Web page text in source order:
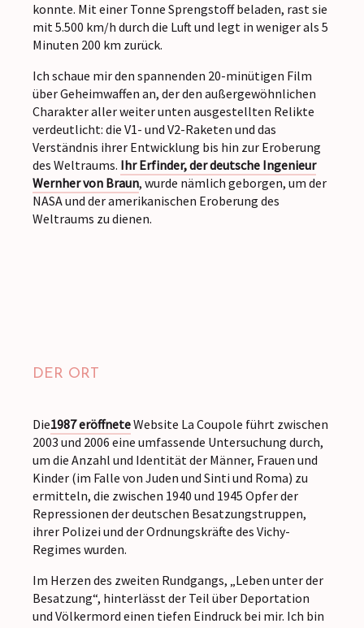
konnte. Mit einer Tonne Sprengstoff beladen, rast sie
mit 5.500 km/h durch die Luft und legt in weniger als 5
Minuten 200 km zurück.
Ich schaue mir den spannenden 20-minütigen Film
über Geheimwaffen an, der den außergewöhnlichen
Charakter aller weiter unten ausgestellten Relikte
verdeutlicht: die V1- und V2-Raketen und das
Verständnis ihrer Entwicklung bis hin zur Eroberung
des Weltraums. Ihr Erfinder, der deutsche Ingenieur
Wernher von Braun, wurde nämlich geborgen, um der
NASA und der amerikanischen Eroberung des
Weltraums zu dienen.
DER ORT
Die1987 eröffneteWebsite La Coupole führt zwischen
2003 und 2006 eine umfassende Untersuchung durch,
um die Anzahl und Identität der Männer, Frauen und
Kinder (im Falle von Juden und Sinti und Roma) zu
ermitteln, die zwischen 1940 und 1945 Opfer der
Repressionen der deutschen Besatzungstruppen,
ihrer Polizei und der Ordnungskräfte des Vichy-
Regimes wurden.
Im Herzen des zweiten Rundgangs, „Leben unter der
Besatzung“, hinterlässt der Teil über Deportation
und Völkermord einen tiefen Eindruck bei mir. Ich bin